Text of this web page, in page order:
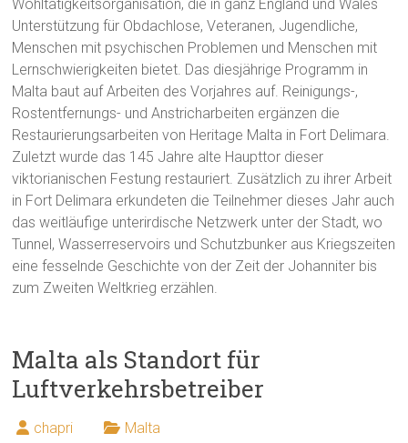
Wohltätigkeitsorganisation, die in ganz England und Wales
Unterstützung für Obdachlose, Veteranen, Jugendliche,
Menschen mit psychischen Problemen und Menschen mit
Lernschwierigkeiten bietet. Das diesjährige Programm in
Malta baut auf Arbeiten des Vorjahres auf. Reinigungs-,
Rostentfernungs- und Anstricharbeiten ergänzen die
Restaurierungsarbeiten von Heritage Malta in Fort Delimara.
Zuletzt wurde das 145 Jahre alte Haupttor dieser
viktorianischen Festung restauriert. Zusätzlich zu ihrer Arbeit
in Fort Delimara erkundeten die Teilnehmer dieses Jahr auch
das weitläufige unterirdische Netzwerk unter der Stadt, wo
Tunnel, Wasserreservoirs und Schutzbunker aus Kriegszeiten
eine fesselnde Geschichte von der Zeit der Johanniter bis
zum Zweiten Weltkrieg erzählen.
Malta als Standort für
Luftverkehrsbetreiber
chapri Malta